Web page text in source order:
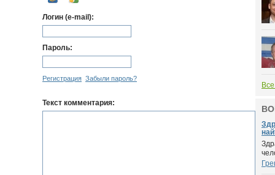
Логин (e-mail):
Пароль:
Регистрация Забыли пароль?
Текст комментария: